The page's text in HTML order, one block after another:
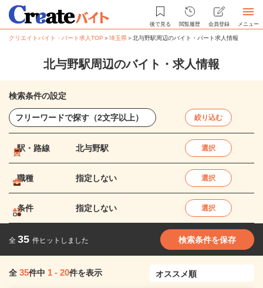
後で見る 閲覧履歴 会員登録 メニュー
クリエイトバイト・パート求人TOP ＞埼玉県＞北与野駅周辺のバイト・パート求人情報
北与野駅周辺のバイト・求人情報
検索条件の設定
絞り込む
駅・路線 北与野駅 選択
職種 指定しない 選択
条件 指定しない 選択
全 35 件ヒットしました 検索条件を保存
全 35件中 1 - 20件を表示